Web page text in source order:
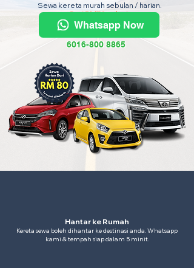
Sewa kereta murah sebulan / harian.
Dari RM70 sehari.
Whatsapp Now
6016-800 8865
Hantar ke Rumah
Kereta sewa boleh dihantar ke destinasi anda. Whatsapp
kami & tempah siap dalam 5 minit.